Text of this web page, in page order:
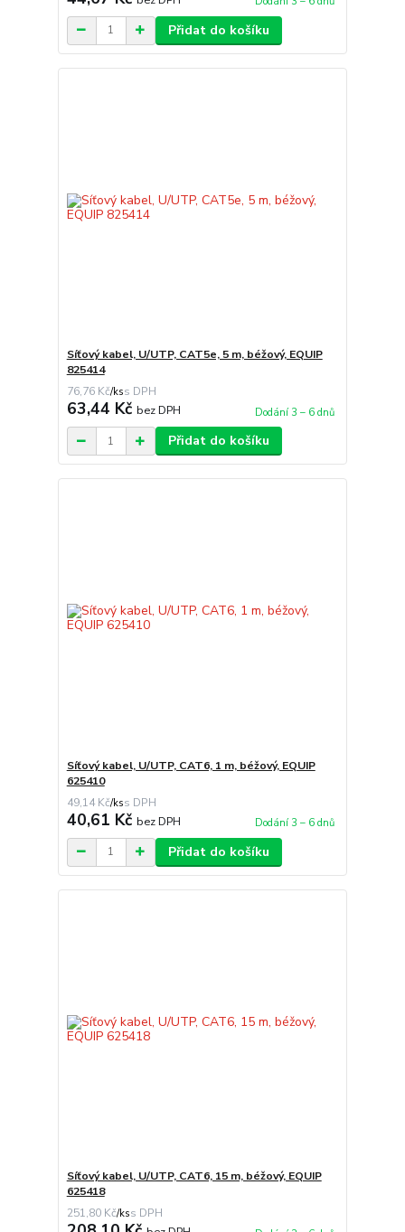
Přidat do košíku
Síťový kabel, U/UTP, CAT5e, 5 m, béžový, EQUIP
825414
76,76 Kč/ks
63,44 Kč bez DPH Dodání 3 – 6 dnů
Přidat do košíku
Síťový kabel, U/UTP, CAT6, 1 m, béžový, EQUIP
625410
49,14 Kč/ks
40,61 Kč bez DPH Dodání 3 – 6 dnů
Přidat do košíku
Síťový kabel, U/UTP, CAT6, 15 m, béžový, EQUIP
625418
251,80 Kč/ks